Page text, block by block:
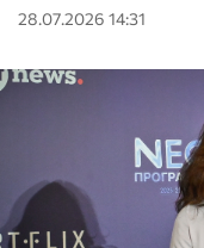
28.07.2026 14:31